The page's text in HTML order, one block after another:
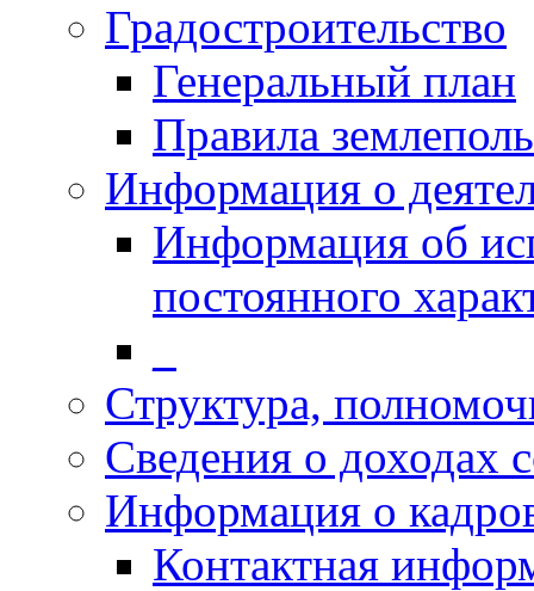
Градостроительство
Генеральный план
Правила
Информация о
Информация об
постоянного
Структура,
Сведения о доходах
Информация о
Контактная